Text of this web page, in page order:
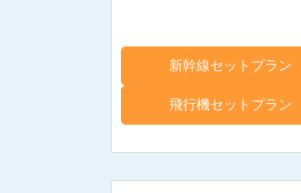
新幹線セットプラン
飛行機セットプラン